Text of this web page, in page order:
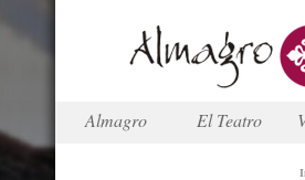
Almagro El Teatro